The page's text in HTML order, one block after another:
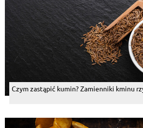
Czym zastąpić kumin? Zamienniki kminu